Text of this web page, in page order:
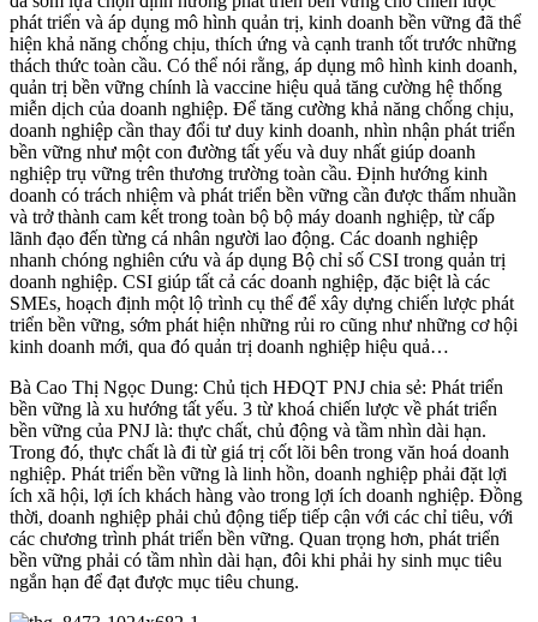
phát triển và áp dụng mô hình quản trị, kinh doanh bền vững đã thể
hiện khả năng chống chịu, thích ứng và cạnh tranh tốt trước những
thách thức toàn cầu. Có thể nói rằng, áp dụng mô hình kinh doanh,
quản trị bền vững chính là vaccine hiệu quả tăng cường hệ thống
miễn dịch của doanh nghiệp. Để tăng cường khả năng chống chịu,
doanh nghiệp cần thay đổi tư duy kinh doanh, nhìn nhận phát triển
bền vững như một con đường tất yếu và duy nhất giúp doanh
nghiệp trụ vững trên thương trường toàn cầu. Định hướng kinh
doanh có trách nhiệm và phát triển bền vững cần được thấm nhuần
và trở thành cam kết trong toàn bộ bộ máy doanh nghiệp, từ cấp
lãnh đạo đến từng cá nhân người lao động. Các doanh nghiệp
nhanh chóng nghiên cứu và áp dụng Bộ chỉ số CSI trong quản trị
doanh nghiệp. CSI giúp tất cả các doanh nghiệp, đặc biệt là các
SMEs, hoạch định một lộ trình cụ thể để xây dựng chiến lược phát
triển bền vững, sớm phát hiện những rủi ro cũng như những cơ hội
kinh doanh mới, qua đó quản trị doanh nghiệp hiệu quả…
Bà Cao Thị Ngọc Dung: Chủ tịch HĐQT PNJ chia sẻ: Phát triển
bền vững là xu hướng tất yếu. 3 từ khoá chiến lược về phát triển
bền vững của PNJ là: thực chất, chủ động và tầm nhìn dài hạn.
Trong đó, thực chất là đi từ giá trị cốt lõi bên trong văn hoá doanh
nghiệp. Phát triển bền vững là linh hồn, doanh nghiệp phải đặt lợi
ích xã hội, lợi ích khách hàng vào trong lợi ích doanh nghiệp. Đồng
thời, doanh nghiệp phải chủ động tiếp tiếp cận với các chỉ tiêu, với
các chương trình phát triển bền vững. Quan trọng hơn, phát triển
bền vững phải có tầm nhìn dài hạn, đôi khi phải hy sinh mục tiêu
ngắn hạn để đạt được mục tiêu chung.